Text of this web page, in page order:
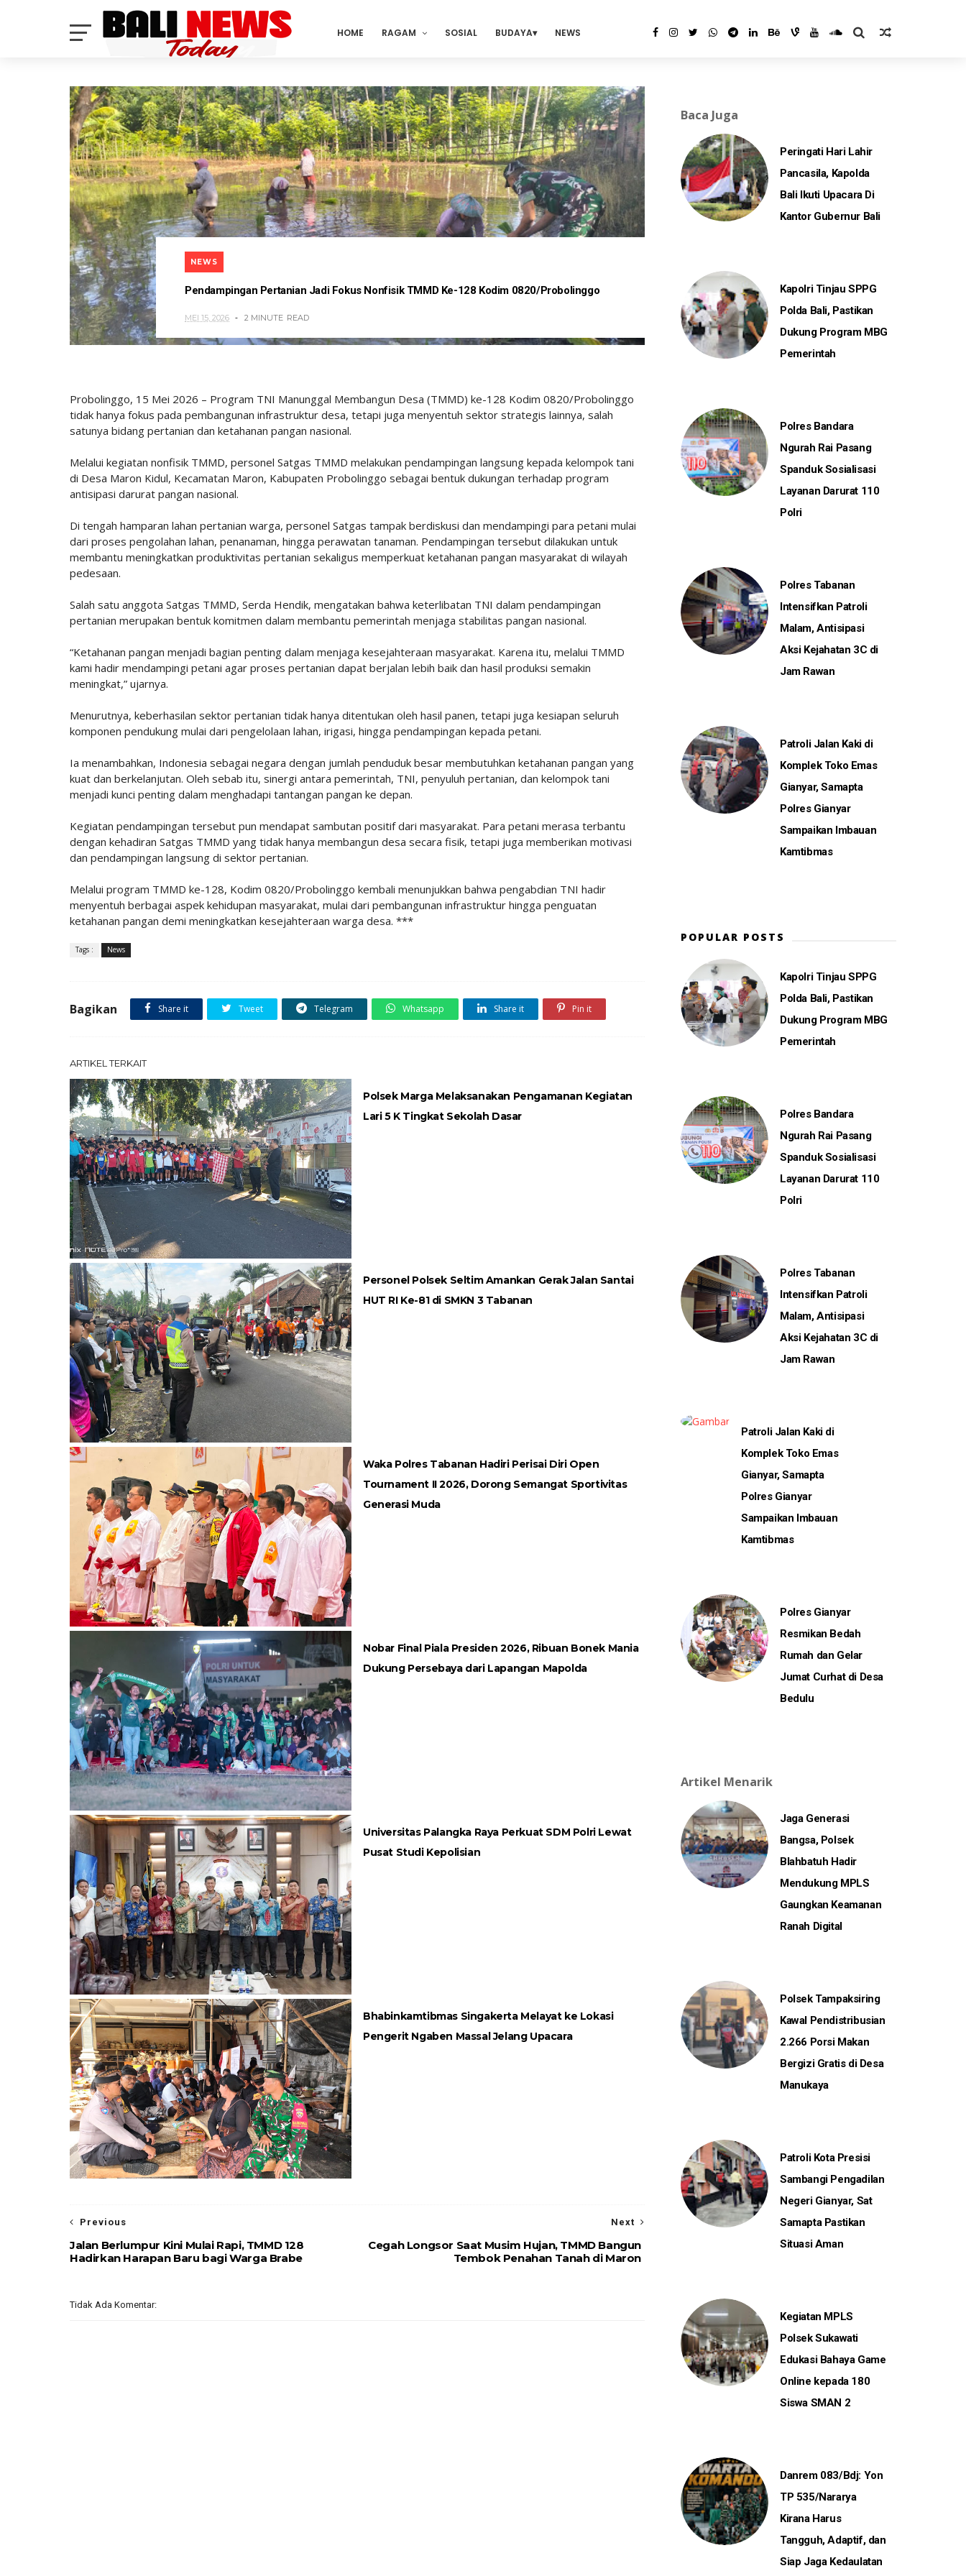
HOME RAGAM SOSIAL BUDAYA NEWS
NEWS
Pendampingan Pertanian Jadi Fokus Nonfisik TMMD Ke-128 Kodim 0820/Probolinggo
MEI 15, 2026 2 MINUTE READ
Probolinggo, 15 Mei 2026 – Program TNI Manunggal Membangun Desa (TMMD) ke-128 Kodim 0820/Probolinggo
tidak hanya fokus pada pembangunan infrastruktur desa, tetapi juga menyentuh sektor strategis lainnya, salah
satunya bidang pertanian dan ketahanan pangan nasional.
Melalui kegiatan nonfisik TMMD, personel Satgas TMMD melakukan pendampingan langsung kepada kelompok tani
di Desa Maron Kidul, Kecamatan Maron, Kabupaten Probolinggo sebagai bentuk dukungan terhadap program
antisipasi darurat pangan nasional.
Di tengah hamparan lahan pertanian warga, personel Satgas tampak berdiskusi dan mendampingi para petani mulai
dari proses pengolahan lahan, penanaman, hingga perawatan tanaman. Pendampingan tersebut dilakukan untuk
membantu meningkatkan produktivitas pertanian sekaligus memperkuat ketahanan pangan masyarakat di wilayah
pedesaan.
Salah satu anggota Satgas TMMD, Serda Hendik, mengatakan bahwa keterlibatan TNI dalam pendampingan
pertanian merupakan bentuk komitmen dalam membantu pemerintah menjaga stabilitas pangan nasional.
“Ketahanan pangan menjadi bagian penting dalam menjaga kesejahteraan masyarakat. Karena itu, melalui TMMD
kami hadir mendampingi petani agar proses pertanian dapat berjalan lebih baik dan hasil produksi semakin
meningkat,” ujarnya.
Menurutnya, keberhasilan sektor pertanian tidak hanya ditentukan oleh hasil panen, tetapi juga kesiapan seluruh
komponen pendukung mulai dari pengelolaan lahan, irigasi, hingga pendampingan kepada petani.
Ia menambahkan, Indonesia sebagai negara dengan jumlah penduduk besar membutuhkan ketahanan pangan yang
kuat dan berkelanjutan. Oleh sebab itu, sinergi antara pemerintah, TNI, penyuluh pertanian, dan kelompok tani
menjadi kunci penting dalam menghadapi tantangan pangan ke depan.
Kegiatan pendampingan tersebut pun mendapat sambutan positif dari masyarakat. Para petani merasa terbantu
dengan kehadiran Satgas TMMD yang tidak hanya membangun desa secara fisik, tetapi juga memberikan motivasi
dan pendampingan langsung di sektor pertanian.
Melalui program TMMD ke-128, Kodim 0820/Probolinggo kembali menunjukkan bahwa pengabdian TNI hadir
menyentuh berbagai aspek kehidupan masyarakat, mulai dari pembangunan infrastruktur hingga penguatan
ketahanan pangan demi meningkatkan kesejahteraan warga desa. ***
Tags : News
Bagikan Share it Tweet Telegram Whatsapp Share it Pin it
ARTIKEL TERKAIT
Polsek Marga Melaksanakan Pengamanan Kegiatan
Lari 5 K Tingkat Sekolah Dasar
Personel Polsek Seltim Amankan Gerak Jalan Santai
HUT RI Ke-81 di SMKN 3 Tabanan
Waka Polres Tabanan Hadiri Perisai Diri Open
Tournament II 2026, Dorong Semangat Sportivitas
Generasi Muda
Nobar Final Piala Presiden 2026, Ribuan Bonek Mania
Dukung Persebaya dari Lapangan Mapolda
Universitas Palangka Raya Perkuat SDM Polri Lewat
Pusat Studi Kepolisian
Bhabinkamtibmas Singakerta Melayat ke Lokasi
Pengerit Ngaben Massal Jelang Upacara
Next
Cegah Longsor Saat Musim Hujan, TMMD Bangun
Tembok Penahan Tanah di Maron
Previous
Jalan Berlumpur Kini Mulai Rapi, TMMD 128
Hadirkan Harapan Baru bagi Warga Brabe
Tidak Ada Komentar:
Baca Juga
Peringati Hari Lahir
Pancasila, Kapolda
Bali Ikuti Upacara Di
Kantor Gubernur Bali
Kapolri Tinjau SPPG
Polda Bali, Pastikan
Dukung Program MBG
Pemerintah
Polres Bandara
Ngurah Rai Pasang
Spanduk Sosialisasi
Layanan Darurat 110
Polri
Polres Tabanan
Intensifkan Patroli
Malam, Antisipasi
Aksi Kejahatan 3C di
Jam Rawan
Patroli Jalan Kaki di
Komplek Toko Emas
Gianyar, Samapta
Polres Gianyar
Sampaikan Imbauan
Kamtibmas
POPULAR POSTS
Kapolri Tinjau SPPG
Polda Bali, Pastikan
Dukung Program MBG
Pemerintah
Polres Bandara
Ngurah Rai Pasang
Spanduk Sosialisasi
Layanan Darurat 110
Polri
Polres Tabanan
Intensifkan Patroli
Malam, Antisipasi
Aksi Kejahatan 3C di
Jam Rawan
Patroli Jalan Kaki di
Komplek Toko Emas
Gianyar, Samapta
Polres Gianyar
Sampaikan Imbauan
Kamtibmas
Polres Gianyar
Resmikan Bedah
Rumah dan Gelar
Jumat Curhat di Desa
Bedulu
Artikel Menarik
Jaga Generasi
Bangsa, Polsek
Blahbatuh Hadir
Mendukung MPLS
Gaungkan Keamanan
Ranah Digital
Polsek Tampaksiring
Kawal Pendistribusian
2.266 Porsi Makan
Bergizi Gratis di Desa
Manukaya
Patroli Kota Presisi
Sambangi Pengadilan
Negeri Gianyar, Sat
Samapta Pastikan
Situasi Aman
Kegiatan MPLS
Polsek Sukawati
Edukasi Bahaya Game
Online kepada 180
Siswa SMAN 2
Danrem 083/Bdj: Yon
TP 535/Nararya
Kirana Harus
Tangguh, Adaptif, dan
Siap Jaga Kedaulatan